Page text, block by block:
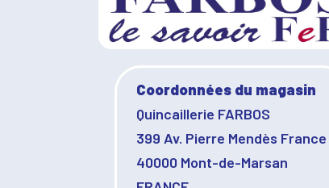
Coordonnées du magasin
Quincaillerie FARBOS
399 Av. Pierre Mendès France
40000 Mont-de-Marsan